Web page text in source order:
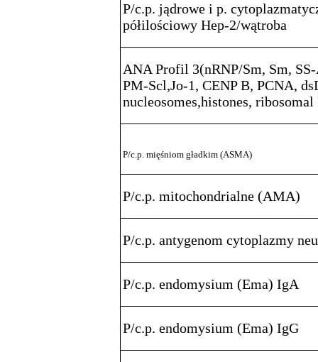
P/c.p. jądrowe i p.
półilościowy Hep-2/wątroba
ANA Profil 3(nRNP/Sm, Sm,
PM-Scl,Jo-1, CENP B, PCNA,
nucleosomes,histones,
P/c.p. mięśniom gładkim (ASMA)
P/c.p. mitochondrialne (AMA)
P/c.p. antygenom cytoplazmy
P/c.p. endomysium (Ema) IgA
P/c.p. endomysium (Ema) IgG